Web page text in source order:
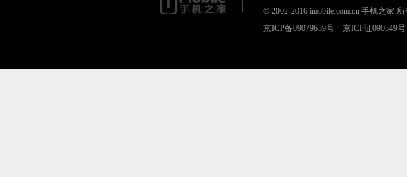
© 2002-2016 imobile.com.cn 手机之家
京ICP备09079639号 京ICP证090349